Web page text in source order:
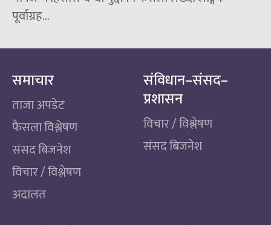
पूर्वाग्रह...
समाचार
ताजा अपडेट
फैसला विश्लेषण
संसद बिजनेश
विचार / विश्लेषण
अदालत
संविधान–संसद–
प्रशासन
विचार / विश्लेषण
संसद बिजनेश